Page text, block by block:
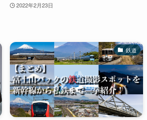
2022年2月23日
鉄道